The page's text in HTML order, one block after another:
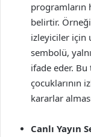
programların
belirtir.
izleyiciler için
sembolü,
ifade eder.
çocuklarının
kararlar
Canlı Yayın